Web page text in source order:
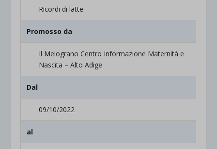
Ricordi di latte
Promosso da
Il Melograno Centro Informazione Maternità e
Nascita – Alto Adige
Dal
09/10/2022
al